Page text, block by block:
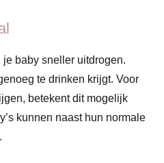
baby sneller uitdrogen.
te drinken krijgt. Voor
betekent dit mogelijk
kunnen naast hun normale